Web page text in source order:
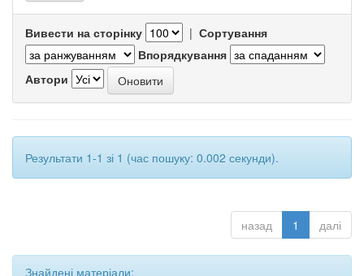
Вивести на сторінку | Сортування
Впорядкування
Автори
Результати 1-1 зі 1 (час пошуку: 0.002 секунди).
назад 1 далі
Знайдені матеріали: